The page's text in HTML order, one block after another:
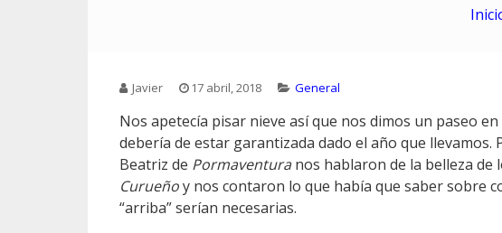
Javier 17 abril, 2018 General
Nos apetecía pisar nieve así que nos dimos un paseo
debería de estar garantizada dado el año que llevamos.
Beatriz de Pormaventuranos hablaron de la belleza de
Curueñoy nos contaron lo que había que saber sobre
“arriba” serían necesarias.